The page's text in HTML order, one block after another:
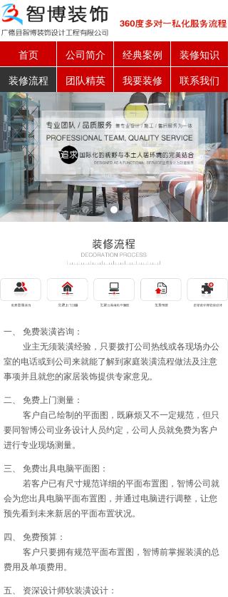
首页 公司简介 经典案例
装修知识
装修流程
团队精英 我要装修 联系我们
一、 免费装潢咨询：
业主无须装潢经验，只要拨打公司热线或各现场办公
室的电话或到公司来就能了解到家庭装潢流程做法及注意
事项并且就您的家居装饰提供专家意见。
二、 免费上门测量：
客户自己绘制的平面图，既麻烦又不一定规范，但只
要同智博公司业务设计人员约定，公司人员就免费为客户
进行专业现场测量。
三、 免费出具电脑平面图：
若客户已有尺寸规范详细的平面布置图，智博公司就
会为您出具电脑平面布置图，并通过电脑进行调整，让您
预先看到未来新居的平面布置状况。
四、 免费预算：
客户只要拥有规范平面布置图，智博前掌握装潢的总
费用及单项费用。
五、 资深设计师软装潢设计：